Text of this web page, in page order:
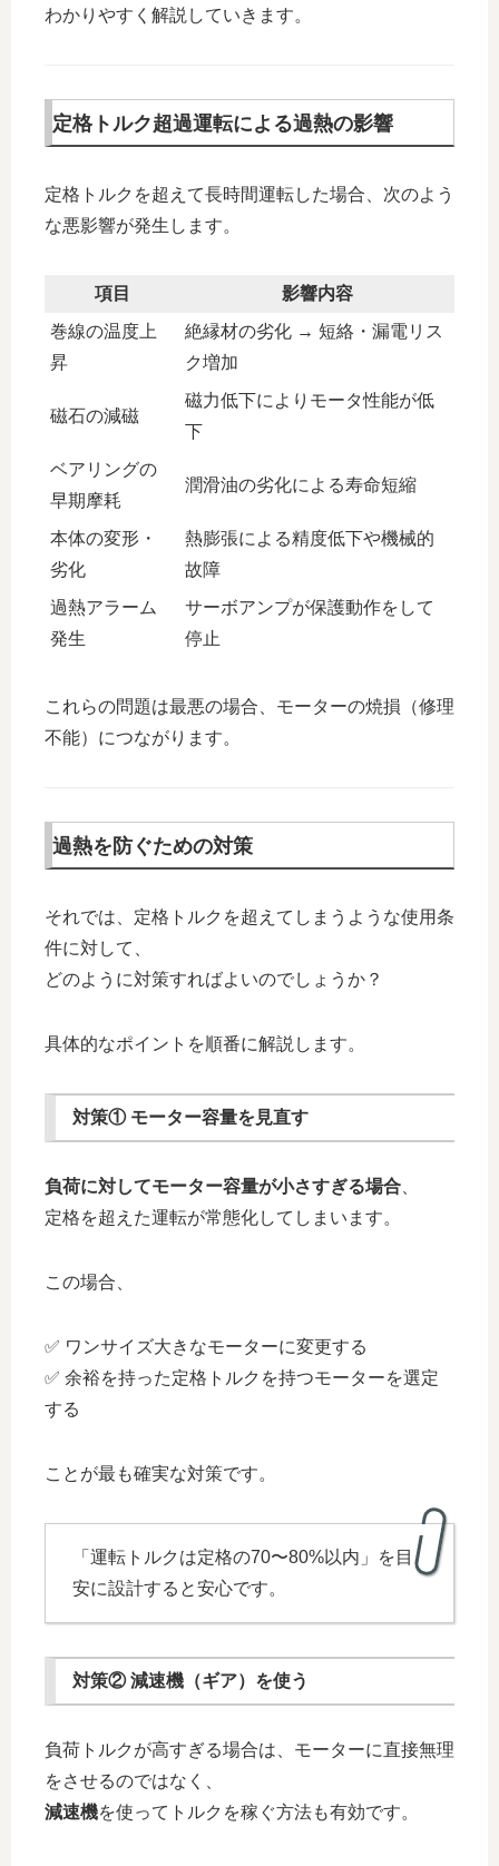
わかりやすく解説していきます。
定格トルク超過運転による過熱の影響
定格トルクを超えて長時間運転した場合、次のよう
な悪影響が発生します。
項目
影響内容
巻線の温度上
昇
絶縁材の劣化 → 短絡・漏電リス
ク増加
磁石の減磁
磁力低下によりモータ性能が低
下
ベアリングの
早期摩耗
潤滑油の劣化による寿命短縮
本体の変形・
劣化
熱膨張による精度低下や機械的
故障
過熱アラーム
発生
サーボアンプが保護動作をして
停止
これらの問題は最悪の場合、モーターの焼損（修理
不能）につながります。
過熱を防ぐための対策
それでは、定格トルクを超えてしまうような使用条
件に対して、
どのように対策すればよいのでしょうか？
具体的なポイントを順番に解説します。
対策① モーター容量を見直す
負荷に対してモーター容量が小さすぎる場合
定格を超えた運転が常態化してしまいます。
この場合、
✅ ワンサイズ大きなモーターに変更する
✅ 余裕を持った定格トルクを持つモーターを選定
する
ことが最も確実な対策です。
「運転トルクは定格の70〜80%以内」を目
安に設計すると安心です。
対策② 減速機（ギア）を使う
負荷トルクが高すぎる場合は、モーターに直接無理
をさせるのではなく、
減速機を使ってトルクを稼ぐ方法も有効です。